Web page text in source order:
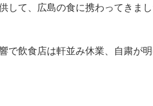
て、広島の食に携わってきまし
で飲食店は軒並み休業、自粛が